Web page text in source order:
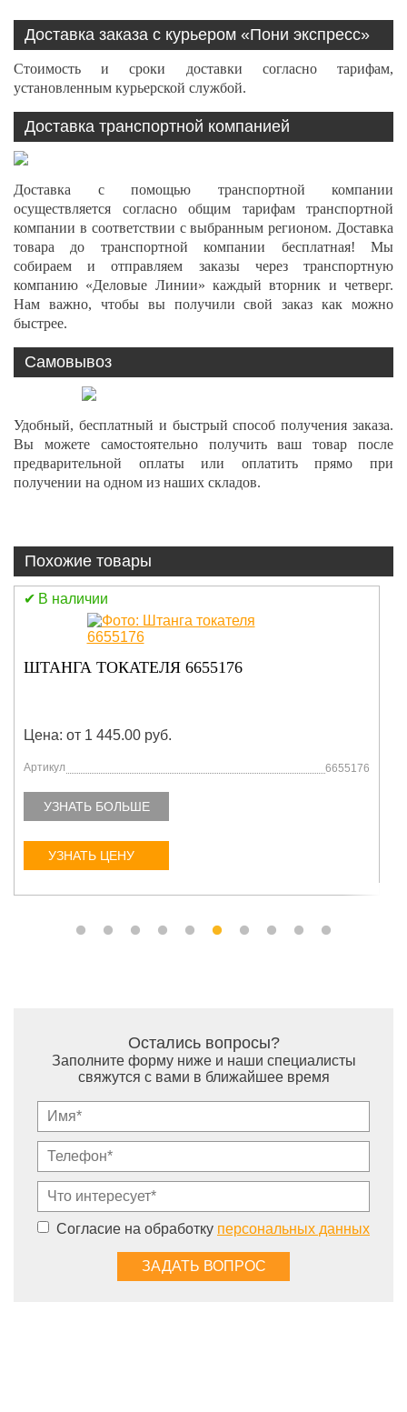
Доставка заказа с курьером «Пони экспресс»
Стоимость и сроки доставки согласно тарифам,
установленным курьерской службой.
Доставка транспортной компанией
Доставка с помощью транспортной компании
осуществляется согласно общим тарифам транспортной
компании в соответствии с выбранным регионом. Доставка
товара до транспортной компании бесплатная! Мы
собираем и отправляем заказы через транспортную
компанию «Деловые Линии» каждый вторник и четверг.
Нам важно, чтобы вы получили свой заказ как можно
быстрее.
Самовывоз
Удобный, бесплатный и быстрый способ получения заказа.
Вы можете самостоятельно получить ваш товар после
предварительной оплаты или оплатить прямо при
получении на одном из наших складов.
Похожие товары
В наличии
Артикул 7025626
УЗНАТЬ БОЛЬШЕ
УЗНАТЬ ЦЕНУ
Остались вопросы?
Заполните форму ниже и наши специалисты
свяжутся с вами в ближайшее время
Согласие на обработку персональных данных